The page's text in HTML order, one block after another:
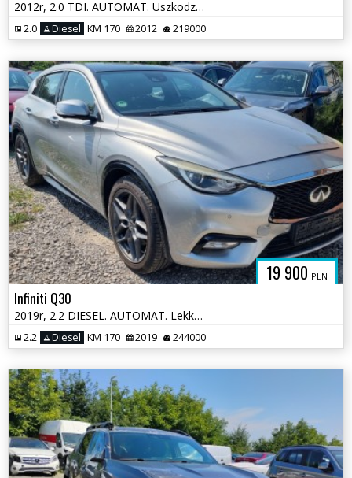
2012r, 2.0 TDI. AUTOMAT. Uszkodzony lewy przód. Poobijany. Jeździ.
2.0 Diesel KM 170 2012 219000
19 900 PLN
Infiniti Q30
2019r, 2.2 DIESEL. AUTOMAT. Lekko uszkodzony lewy tył. Jeździ .
2.2 Diesel KM 170 2019 244000